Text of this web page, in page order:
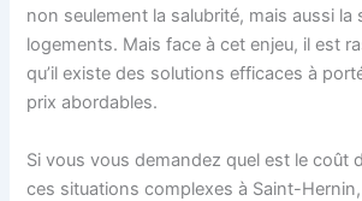
non seulement la salubrité, mais aussi la
logements. Mais face à cet enjeu, il est
qu’il existe des solutions efficaces à
prix abordables.
Si vous vous demandez quel est le coût
ces situations complexes à Saint-